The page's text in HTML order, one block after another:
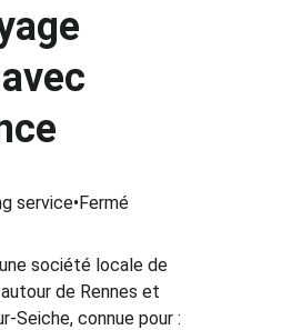
service•Fermé
société locale de
de Rennes et
connue pour :